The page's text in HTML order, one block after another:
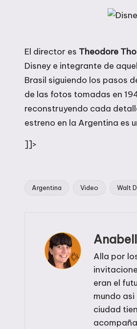
El director es Theodore
Disney e integrante de
Brasil siguiendo los pasos
de las fotos tomadas en
reconstruyendo cada
estreno en la Argentina es
]]>
Etiquetas:
Argentina Video Walt
Alla por
eran el
mundo
ciudad